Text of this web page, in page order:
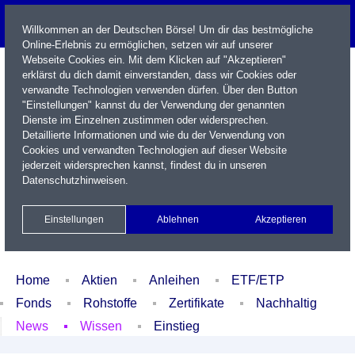
Name / WKN / ISIN / Kürzel
Xetra Realtime
Watchlist Portfolio Login
Home Aktien Anleihen
ETF/ETP
Fonds
Rohstoffe Zertifikate
Nachhaltig
News
Wissen Einstieg
Willkommen an der Deutschen Börse! Um dir das bestmögliche
Online-Erlebnis zu ermöglichen, setzen wir auf unserer
Webseite Cookies ein. Mit dem Klicken auf "Akzeptieren"
erklärst du dich damit einverstanden, dass wir Cookies oder
verwandte Technologien verwenden dürfen. Über den Button
"Einstellungen" kannst du der Verwendung der genannten
Dienste im Einzelnen zustimmen oder widersprechen.
Detaillierte Informationen und wie du der Verwendung von
Cookies und verwandten Technologien auf dieser Website
jederzeit widersprechen kannst, findest du in unseren
Datenschutzhinweisen.
Einstellungen Ablehnen Akzeptieren